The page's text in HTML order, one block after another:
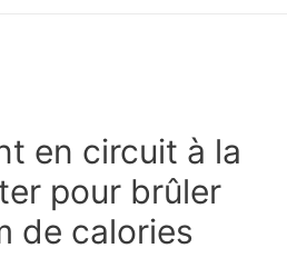
en circuit à la
pour brûler
de calories